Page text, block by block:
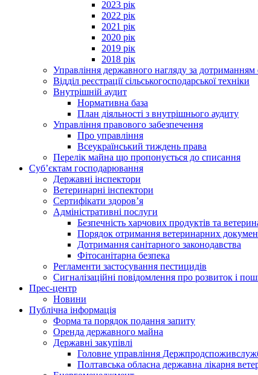
2023 рік
2022 рік
2021 рік
2020 рік
2019 рік
2018 рік
Управління державного нагляду за дотриманням
Відділ реєстрації сільськогосподарської техніки
Внутрішній аудит
Нормативна база
План діяльності з внутрішнього аудиту
Управління правового забезпечення
Про управління
Всеукраїнський тиждень права
Перелік майна що пропонується до списання
Суб’єктам господарювання
Державні інспектори
Ветеринарні інспектори
Сертифікати здоров’я
Адміністративні послуги
Безпечність харчових продуктів та
Порядок отримання ветеринарних
Дотримання санітарного законодавства
Фітосанітарна безпека
Регламенти застосування пестицидів
Сигналізаційні повідомлення про розвиток і
Прес-центр
Новини
Публічна інформація
Форма та порядок подання запиту
Оренда державного майна
Державні закупівлі
Головне управління
Полтавська обласна державна лікарня